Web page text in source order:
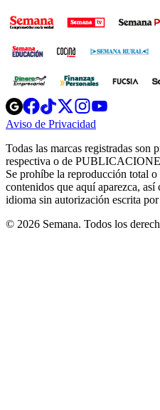
Opens
in
new
Opens
in
new
Opens
in
new
window
Opens
new
windowwindow
Aviso de Privacidad
new
window
Todas las marcas registradas son
respectiva o de
Se prohíbe la reproducción total
contenidos que aquí aparezca,
idioma sin autorización escrita
© 2026 Semana. Todos los